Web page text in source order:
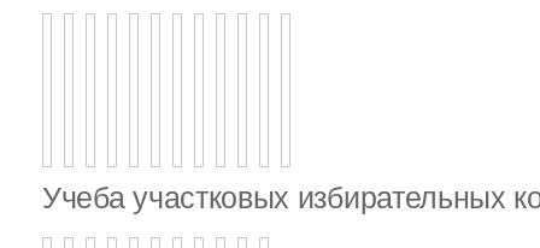
Учеба участковых избирательных